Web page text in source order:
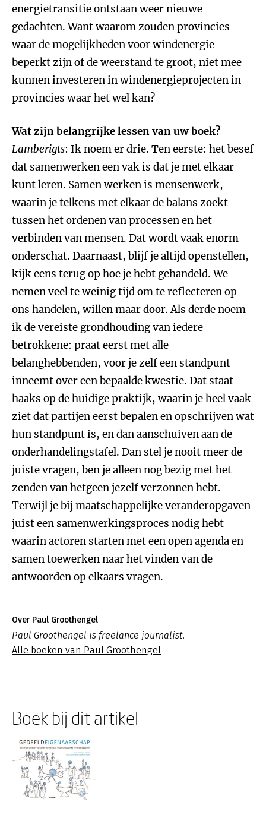
energietransitie ontstaan weer nieuwe
gedachten. Want waarom zouden provincies
waar de mogelijkheden voor windenergie
beperkt zijn of de weerstand te groot, niet mee
kunnen investeren in windenergieprojecten in
provincies waar het wel kan?
Wat zijn belangrijke lessen van uw boek?
Lamberigts: Ik noem er drie. Ten eerste: het besef
dat samenwerken een vak is dat je met elkaar
kunt leren. Samen werken is mensenwerk,
waarin je telkens met elkaar de balans zoekt
tussen het ordenen van processen en het
verbinden van mensen. Dat wordt vaak enorm
onderschat. Daarnaast, blijf je altijd openstellen,
kijk eens terug op hoe je hebt gehandeld. We
nemen veel te weinig tijd om te reflecteren op
ons handelen, willen maar door. Als derde noem
ik de vereiste grondhouding van iedere
betrokkene: praat eerst met alle
belanghebbenden, voor je zelf een standpunt
inneemt over een bepaalde kwestie. Dat staat
haaks op de huidige praktijk, waarin je heel vaak
ziet dat partijen eerst bepalen en opschrijven wat
hun standpunt is, en dan aanschuiven aan de
onderhandelingstafel. Dan stel je nooit meer de
juiste vragen, ben je alleen nog bezig met het
zenden van hetgeen jezelf verzonnen hebt.
Terwijl je bij maatschappelijke veranderopgaven
juist een samenwerkingsproces nodig hebt
waarin actoren starten met een open agenda en
samen toewerken naar het vinden van de
antwoorden op elkaars vragen.
Over Paul Groothengel
Paul Groothengel is freelance journalist.
Alle boeken van Paul Groothengel
Boek bij dit artikel